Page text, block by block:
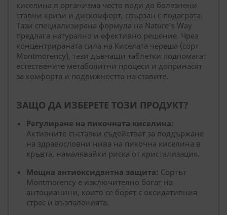
киселина в организма често води до болезнени
ставни кризи и дискомфорт, свързан с подаграта.
Тази специализирана формула на Nature’s Way
предлага натурално и ефективно решение. Чрез
концентрираната сила на Киселата череша (сорт
Montmorency), тези дъвчащи таблетки подпомагат
естествените метаболитни процеси и допринасят
за комфорта и подвижността на ставите.
ЗАЩО ДА ИЗБЕРЕТЕ ТОЗИ ПРОДУКТ?
Регулиране на пикочната киселина:
Активните съставки съдействат за поддържане
на здравословни нива на пикочна киселина в
кръвта, намалявайки риска от кристализация.
Мощна антиоксидантна защита: Сортът
Montmorency е изключително богат на
антоцианини, които се борят с оксидативния
стрес и възпаленията.